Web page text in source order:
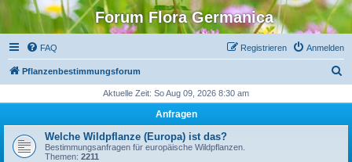
Forum Flora Germanica
FAQ Anmelden
Registrieren
Pflanzenbestimmungsforum
h
Aktuelle Zeit: So Aug 09, 2026 8:30 am
Anfragen
Welche Wildpflanze (Europa) ist das?
Bestimmungsanfragen für europäische Wildpflanzen.
Themen: 2211